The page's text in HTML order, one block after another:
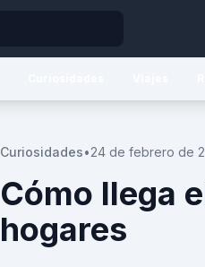
Curiosidades•24 de febrero de
Cómo llega
hogares